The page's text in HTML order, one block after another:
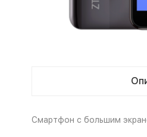
Смартфон с большим